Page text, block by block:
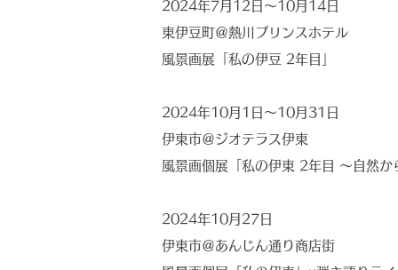
2024年7月12日〜10月14日
東伊豆町＠熱川プリンスホテル
風景画展「私の伊豆 2年目」
2024年10月1日〜10月31日
伊東市＠ジオテラス伊東
風景画個展「私の伊東 2年目 〜自然か
2024年10月27日
伊東市＠あんじん通り商店街